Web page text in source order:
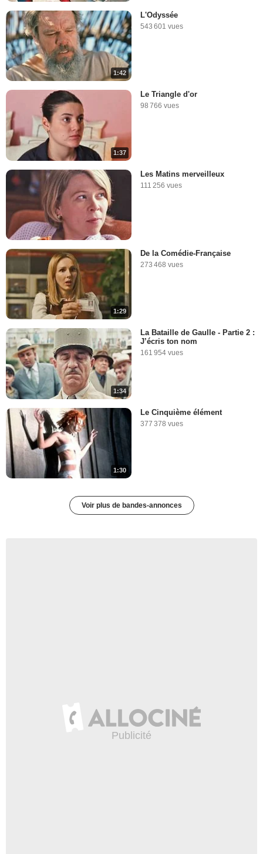
1:42
L'Odyssée
543 601 vues
1:37
Le Triangle d'or
98 766 vues
Les Matins merveilleux
111 256 vues
1:29
De la Comédie-Française
273 468 vues
1:34
La Bataille de Gaulle - Partie 2 :
J’écris ton nom
161 954 vues
1:30
Le Cinquième élément
377 378 vues
Voir plus de bandes-annonces